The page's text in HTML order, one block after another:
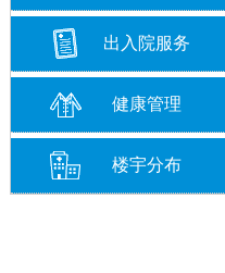
出入院服务
健康管理
楼宇分布